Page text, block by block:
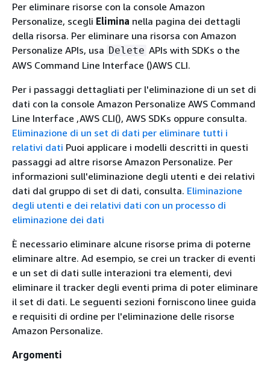
Per eliminare risorse con la console Amazon
Personalize, scegli Elimina nella pagina dei dettagli
della risorsa. Per eliminare una risorsa con Amazon
Personalize APIs, usa Delete APIs with SDKs o the
AWS Command Line Interface ()AWS CLI.
Per i passaggi dettagliati per l'eliminazione di un set di
dati con la console Amazon Personalize AWS Command
Line Interface ,AWS CLI(), AWS SDKs oppure consulta.
Eliminazione di un set di dati per eliminare tutti i
relativi dati Puoi applicare i modelli descritti in questi
passaggi ad altre risorse Amazon Personalize. Per
informazioni sull'eliminazione degli utenti e dei relativi
dati dal gruppo di set di dati, consulta. Eliminazione
degli utenti e dei relativi dati con un processo di
eliminazione dei dati
È necessario eliminare alcune risorse prima di poterne
eliminare altre. Ad esempio, se crei un tracker di eventi
e un set di dati sulle interazioni tra elementi, devi
eliminare il tracker degli eventi prima di poter eliminare
il set di dati. Le seguenti sezioni forniscono linee guida
e requisiti di ordine per l'eliminazione delle risorse
Amazon Personalize.
Argomenti